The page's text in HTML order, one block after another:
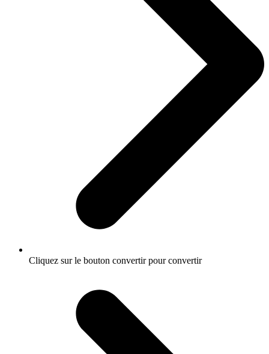
Cliquez sur le bouton convertir pour convertir